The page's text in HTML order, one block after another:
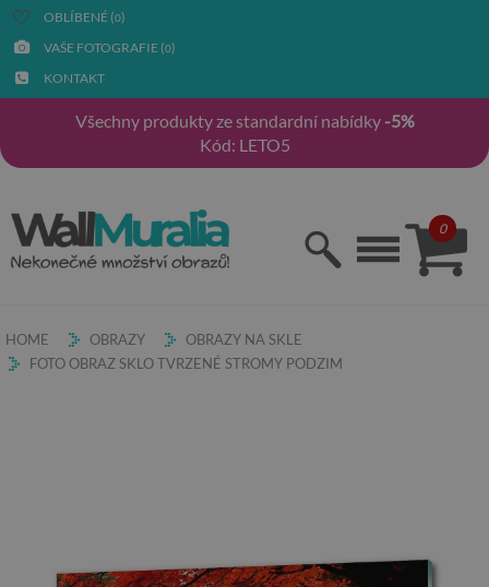
OBLÍBENÉ (0)
VAŠE FOTOGRAFIE (0)
KONTAKT
Všechny produkty ze standardní nabídky -5%
Kód: LETO5
0
HOME OBRAZY
OBRAZY NA SKLE
FOTO OBRAZ SKLO TVRZENÉ STROMY PODZIM